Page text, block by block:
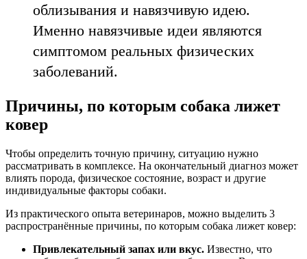
облизывания и навязчивую идею.
Именно навязчивые идеи являются
симптомом реальных физических
заболеваний.
Причины, по которым собака лижет
ковер
Чтобы определить точную причину, ситуацию нужно
рассматривать в комплексе. На окончательный диагноз может
влиять порода, физическое состояние, возраст и другие
индивидуальные факторы собаки.
Из практического опыта ветеринаров, можно выделить 3
распространённые причины, по которым собака лижет ковер:
Привлекательный запах или вкус. Известно, что